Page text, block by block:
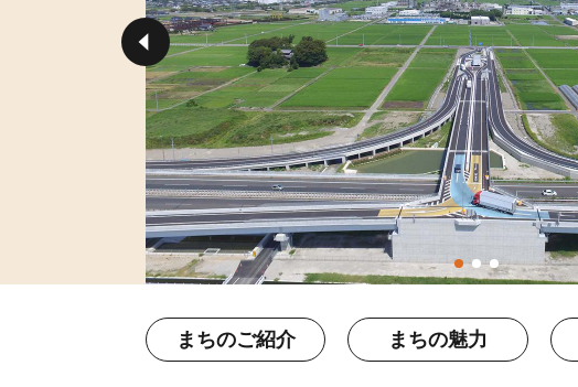
まちのご紹介 まちの魅力